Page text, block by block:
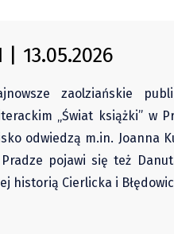
| 13.05.2026
zaolziańskie
„Świat książki” w
odwiedzą m.in. Joanna
pojawi się też
historią Cierlicka i